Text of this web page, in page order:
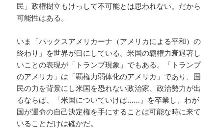
民」政権樹立もけっして不可能とは思われない。だから
可能性はある。
いま「パックスアメリカーナ（アメリカによる平和）の
終わり」を世界が目にしている。米国の覇権力衰退著し
いことの表現が「トランプ現象」でもある。「トランプ
のアメリカ」は「覇権力弱体化のアメリカ」であり、国
民の力を背景にし米国を恐れない政治家、政治勢力が出
るならば、「米国についていけば……」を卒業し、わが
国が運命の自己決定権を手にすることは可能な時に来て
いることだけは確かだ。